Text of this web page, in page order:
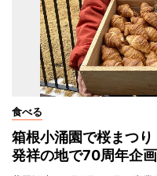
食べる
箱根小涌園で桜まつ
発祥の地で70周年企画